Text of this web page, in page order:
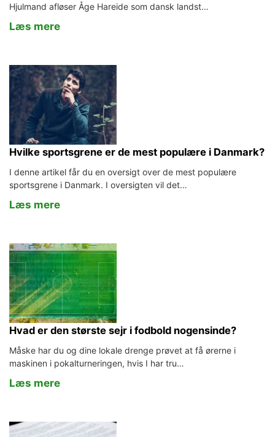
Hjulmand afløser Åge Hareide som dansk landst…
Læs mere
Hvilke sportsgrene er de mest populære i Danmark?
I denne artikel får du en oversigt over de mest populære
sportsgrene i Danmark. I oversigten vil det…
Læs mere
Hvad er den største sejr i fodbold nogensinde?
Måske har du og dine lokale drenge prøvet at få ørerne i
maskinen i pokalturneringen, hvis I har tru…
Læs mere